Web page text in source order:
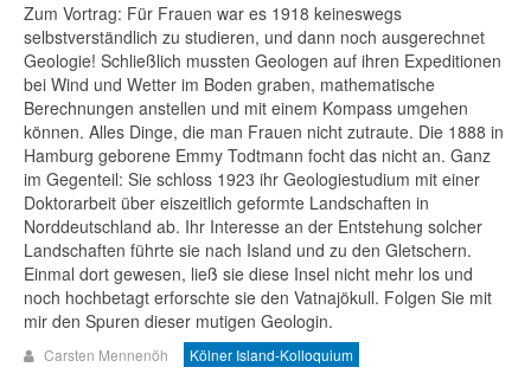
Zum Vortrag: Für Frauen war es 1918 keineswegs
selbstverständlich zu studieren, und dann noch ausgerechnet
Geologie! Schließlich mussten Geologen auf ihren Expeditionen
bei Wind und Wetter im Boden graben, mathematische
Berechnungen anstellen und mit einem Kompass umgehen
können. Alles Dinge, die man Frauen nicht zutraute. Die 1888 in
Hamburg geborene Emmy Todtmann focht das nicht an. Ganz
im Gegenteil: Sie schloss 1923 ihr Geologiestudium mit einer
Doktorarbeit über eiszeitlich geformte Landschaften in
Norddeutschland ab. Ihr Interesse an der Entstehung solcher
Landschaften führte sie nach Island und zu den Gletschern.
Einmal dort gewesen, ließ sie diese Insel nicht mehr los und
noch hochbetagt erforschte sie den Vatnajökull. Folgen Sie mit
mir den Spuren dieser mutigen Geologin.
Carsten Mennenöh Kölner Island-Kolloquium